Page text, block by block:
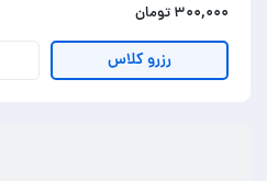
۳۰۰,۰۰۰ تومان
رزرو کلاس